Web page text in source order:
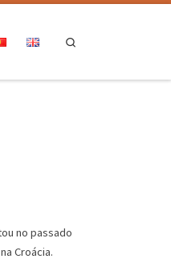
no passado
Croácia.